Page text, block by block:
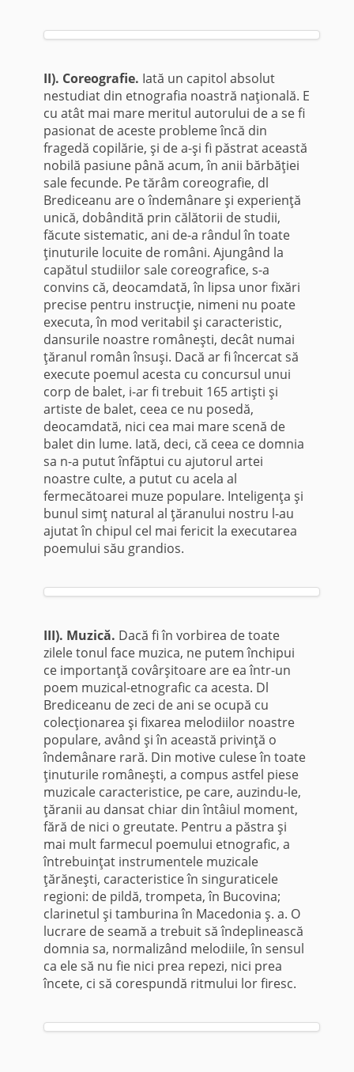
II). Coreografie. Iată un capitol absolut
nestudiat din etnografia noastră naţională. E
cu atât mai mare meritul autorului de a se fi
pasionat de aceste pro­bleme încă din
fragedă copilărie, şi de a-şi fi păstrat această
nobilă pasiune până acum, în anii bărbăţiei
sale fecunde. Pe tărâm coreografie, dl
Brediceanu are o înde­mânare şi experienţă
unică, dobândită prin călătorii de studii,
făcute sistematic, ani de-a rândul în toate
ţinuturile locuite de români. Ajungând la
capătul studiilor sale coreografice, s-a
convins că, deocamdată, în lipsa unor fixări
precise pentru instrucţie, nimeni nu poate
executa, în mod veritabil şi caracteristic,
dansurile noastre româneşti, decât numai
ţăranul român însuşi. Dacă ar fi încercat să
execute poemul acesta cu concursul unui
corp de balet, i-ar fi trebuit 165 artişti şi
artiste de balet, ceea ce nu posedă,
deocamdată, nici cea mai mare scenă de
balet din lume. Iată, deci, că ceea ce domnia
sa n-a putut înfăptui cu ajutorul artei
noastre culte, a putut cu acela al
fermecătoarei muze populare. Inteligenţa şi
bunul simţ natural al ţăranului nostru l-au
ajutat în chipul cel mai fericit la executarea
poe­mului său grandios.
III). Muzică. Dacă fi în vorbirea de toate
zilele tonul face muzica, ne putem închipui
ce importanţă covârşitoare are ea într-un
poem muzical-etnografic ca acesta. Dl
Brediceanu de zeci de ani se ocupă cu
colecţionarea şi fixarea melodiilor noastre
populare, având şi în această privinţă o
îndemânare rară. Din motive culese în toate
ţinuturile româneşti, a compus astfel piese
muzicale caracteristice, pe care, auzindu-le,
ţăranii au dansat chiar din întâiul moment,
fără de nici o greu­tate. Pentru a păstra şi
mai mult farmecul poemului etnografic, a
întrebuinţat instrumentele muzicale
ţărăneşti, caracteristice în singuraticele
regioni: de pildă, trompeta, în Bucovina;
clarinetul şi tamburina în Macedonia ş. a. O
lucrare de seamă a trebuit să îndeplinească
domnia sa, normalizând melodiile, în sensul
ca ele să nu fie nici prea repezi, nici prea
încete, ci să corespundă ritmului lor firesc.